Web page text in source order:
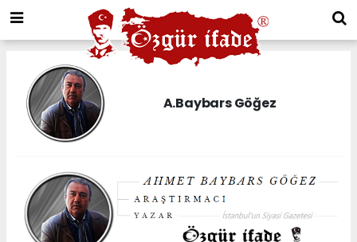
A.Baybars Göğez